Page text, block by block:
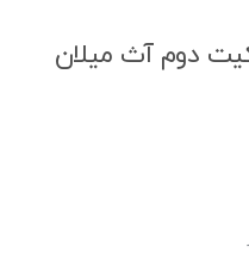
کیت دوم آث میلان